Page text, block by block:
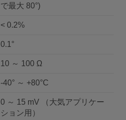
で最大 80°)
< 0.2%
0.1°
10 ～ 100 Ω
-40° ～ +80°C
0 ～ 15 mV （大気アプリケー
ション用）